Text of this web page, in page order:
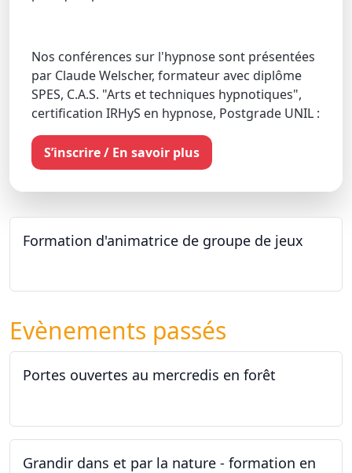
Nos conférences sur l'hypnose sont présentées
par Claude Welscher, formateur avec diplôme
SPES, C.A.S. "Arts et techniques hypnotiques",
certification IRHyS en hypnose, Postgrade UNIL :
S’inscrire / En savoir plus
Formation d'animatrice de groupe de jeux
Evènements passés
Portes ouvertes au mercredis en forêt
Grandir dans et par la nature - formation en